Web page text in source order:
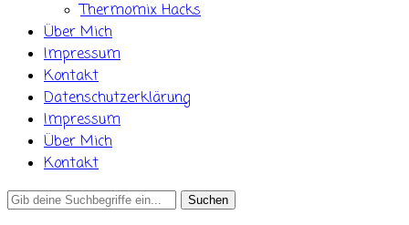
Thermomix Hacks
Über Mich
Impressum
Kontakt
Datenschutzerklärung
Impressum
Über Mich
Kontakt
Search